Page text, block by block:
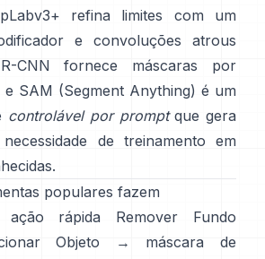
refina limites com um
e convoluções atrous
CNN fornece máscaras por
e SAM (Segment Anything) é um
controlável por promptque gera
de treinamento em
populares fazem
rápida Remover Fundo
Objeto → máscara de